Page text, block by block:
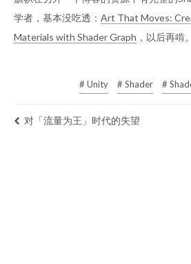
学者，基本没吃透： Art That Moves:
Materials with Shader Graph ，以后再啃。
# Unity # Shader #
对「流量为王」时代的失望